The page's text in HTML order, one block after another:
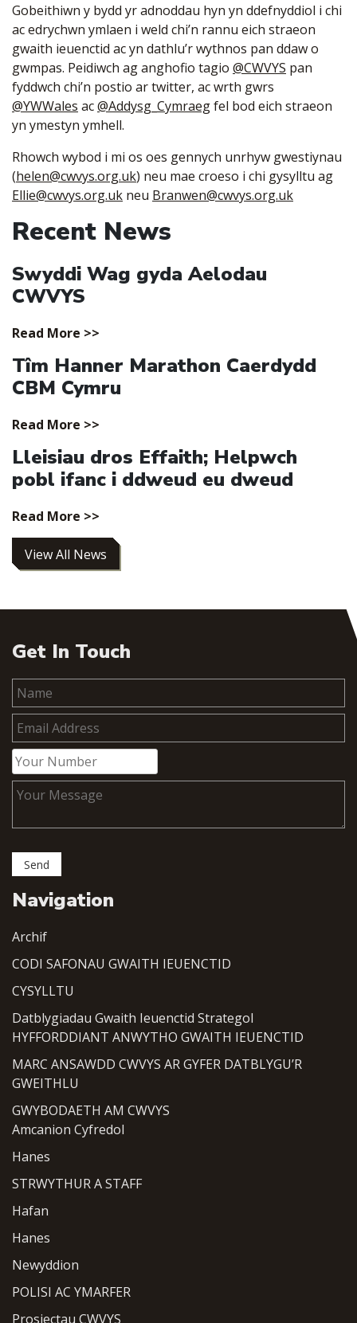
Gobeithiwn y bydd yr adnoddau hyn yn ddefnyddiol i chi
ac edrychwn ymlaen i weld chi’n rannu eich straeon
gwaith ieuenctid ac yn dathlu’r wythnos pan ddaw o
gwmpas. Peidiwch ag anghofio tagio @CWVYS pan
fyddwch chi’n postio ar twitter, ac wrth gwrs
@YWWales ac@Addysg_Cymraegfel bod eich straeon
yn ymestyn ymhell.
Rhowch wybod i mi os oes gennych unrhyw gwestiynau
(helen@cwvys.org.uk) neu mae croeso i chi gysylltu ag
Ellie@cwvys.org.uk neu Branwen@cwvys.org.uk
Recent News
Swyddi Wag gyda Aelodau
CWVYS
Read More >>
Tîm Hanner Marathon Caerdydd
CBM Cymru
Read More >>
Lleisiau dros Effaith; Helpwch
pobl ifanc i ddweud eu dweud
Read More >>
View All News
Get In Touch
Navigation
Archif
CODI SAFONAU GWAITH IEUENCTID
CYSYLLTU
Datblygiadau Gwaith Ieuenctid Strategol
HYFFORDDIANT ANWYTHO GWAITH IEUENCTID
MARC ANSAWDD CWVYS AR GYFER DATBLYGU’R
GWEITHLU
GWYBODAETH AM CWVYS
Amcanion Cyfredol
Hanes
STRWYTHUR A STAFF
Hafan
Hanes
Newyddion
POLISI AC YMARFER
Prosiectau CWVYS